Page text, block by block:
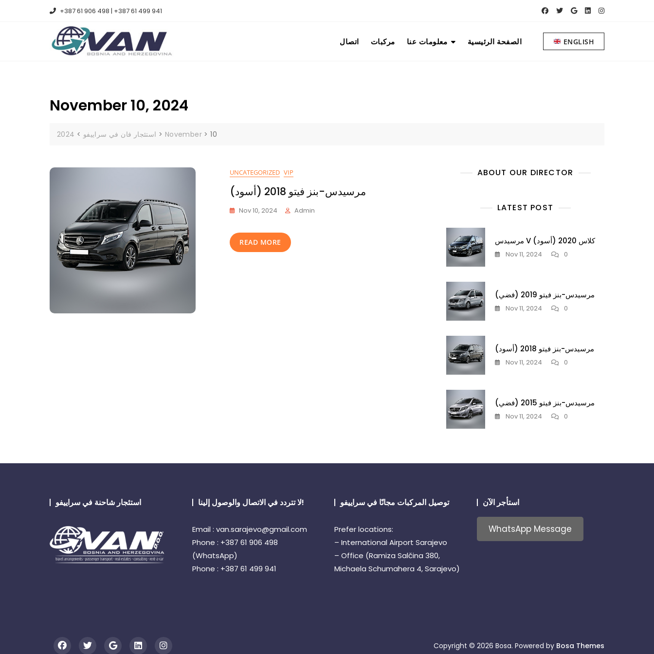
+387 61 906 498 | +387 61 499 941
اتصال مركبات معلومات عنا الصفحة الرئيسية ENGLISH
November 10, 2024
استئجار فان في سراييفو >
2024 > November >10
UNCATEGORIZED VIP
مرسيدس-بنز فيتو 2018 (أسود)
Nov 10, 2024 Admin
READ MORE
ABOUT OUR DIRECTOR
LATEST POST
مرسيدس V كلاس 2020 (أسود)
Nov 11, 2024 0
مرسيدس-بنز فيتو 2019 (فضي)
Nov 11, 2024 0
مرسيدس-بنز فيتو 2018 (أسود)
Nov 11, 2024 0
مرسيدس-بنز فيتو 2015 (فضي)
Nov 11, 2024 0
استئجار شاحنة في سراييفو لا تتردد في الاتصال والوصول إلينا!
Email : van.sarajevo@gmail.com
Phone : +387 61 906 498
(WhatsApp)
Phone : +387 61 499 941
توصيل المركبات مجانًا في سراييفو
Prefer locations:
– International Airport Sarajevo
– Office (Ramiza Salčina 380,
Michaela Schumahera 4, Sarajevo)
استأجر الآن
WhatsApp Message
Copyright © 2026 Bosa. Powered by Bosa Themes